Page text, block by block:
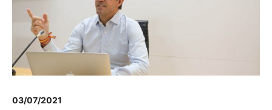
03/07/2021